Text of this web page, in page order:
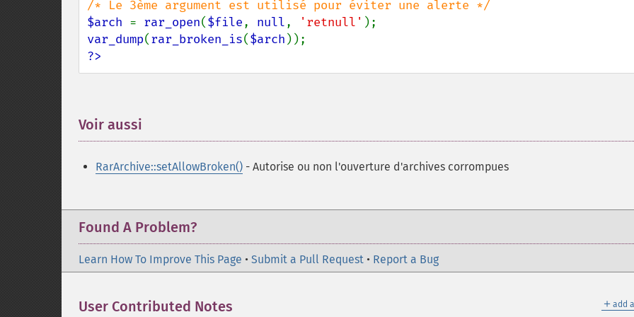
$arch = rar_open($file, null, 'retnull'
var_dump(rar_broken_is($arch
?>
Voir aussi
RarArchive::setAllowBroken() - Autorise ou non l'ouverture d'archives corrompues
Found A Problem?
Learn How To Improve This Page • Submit a Pull Request • Report a Bug
＋ add
User Contributed Notes